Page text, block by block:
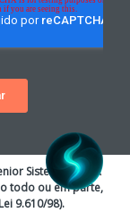
Sistemas S.A. A
todo ou em parte,
9.610/98).